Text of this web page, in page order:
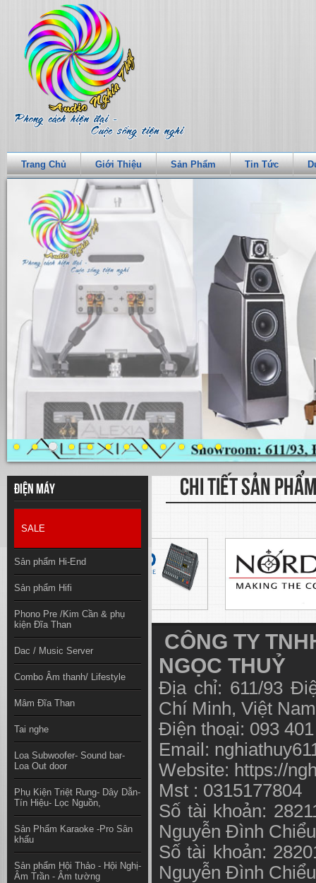
Trang Chủ Giới Thiệu Sản Phẩm Tin Tức
Điện máy
SALE
Sản phẩm Hi-End
Sản phẩm Hifi
Phono Pre /Kim Cần & phụ
kiện Đĩa Than
Dac / Music Server
Combo Âm thanh/ Lifestyle
Mâm Đĩa Than
Tai nghe
Loa Subwoofer- Sound bar-
Loa Out door
Phụ Kiện Triệt Rung- Dây Dẫn-
Tín Hiệu- Lọc Nguồn,
Sản Phẩm Karaoke -Pro Sân
khấu
Sản phẩm Hội Thảo - Hội Nghị-
Âm Trần - Âm tường
CHI TIẾT SẢN PHẨM
CÔNG TY
NGỌC THUỶ
Địa chỉ: 611/93
Chí Minh, Việt
Điện thoại: 093
Email:
Website: https://
Mst : 0315177804
Số tài khoản:
Nguyễn Đình
Số tài khoản:
Nguyễn Đình